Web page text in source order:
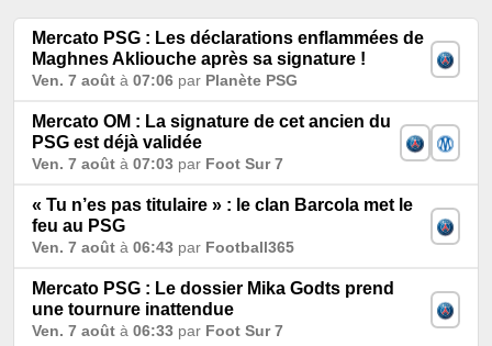
Mercato PSG : Les déclarations enflammées de
Maghnes Akliouche après sa signature !
Ven. 7 août à 07:06 par Planète PSG
Mercato OM : La signature de cet ancien du
PSG est déjà validée
Ven. 7 août à 07:03 par Foot Sur 7
« Tu n’es pas titulaire » : le clan Barcola met le
feu au PSG
Ven. 7 août à 06:43 par Football365
Mercato PSG : Le dossier Mika Godts prend
une tournure inattendue
Ven. 7 août à 06:33 par Foot Sur 7